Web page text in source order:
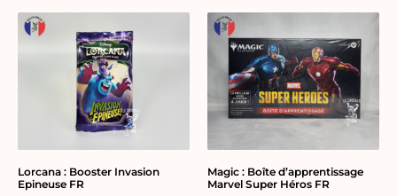
Lorcana : Booster Invasion
Epineuse FR
Magic : Boîte d’apprentissage
Marvel Super Héros FR